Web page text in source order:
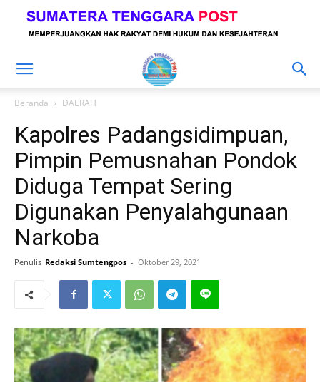
Beranda DAERAH
Kapolres Padangsidimpuan,
Pimpin Pemusnahan Pondok
Diduga Tempat Sering
Digunakan Penyalahgunaan
Narkoba
Penulis Redaksi Sumtengpos - Oktober 29, 2021